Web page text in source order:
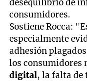
desequilibrio de
consumidores.
Sostiene Rocca:
especialmente
adhesión
los consumidores
digital, la falta de